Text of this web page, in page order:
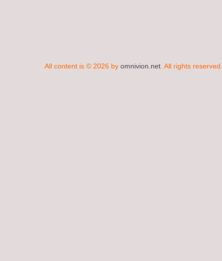
All content is © 2026 by omnivion.net. All rights reserved.